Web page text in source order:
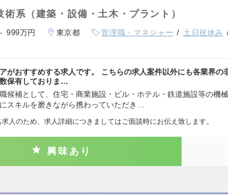
術系（建築・設備・土木・プラント）
999万円 東京都 管理職・マネジャー 土日祝休み
がおすすめする求人です。 こちらの求人案件以外にも各業界の
保有しておりま…
候補として、住宅・商業施設・ビル・ホテル・鉄道施設等の機械
スキルを磨きながら携わっていただき…
求人のため、求人詳細につきましてはご面談時にお伝え致します。
興味あり